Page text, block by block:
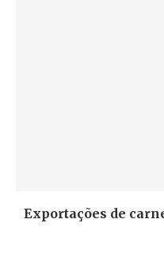
Exportações de